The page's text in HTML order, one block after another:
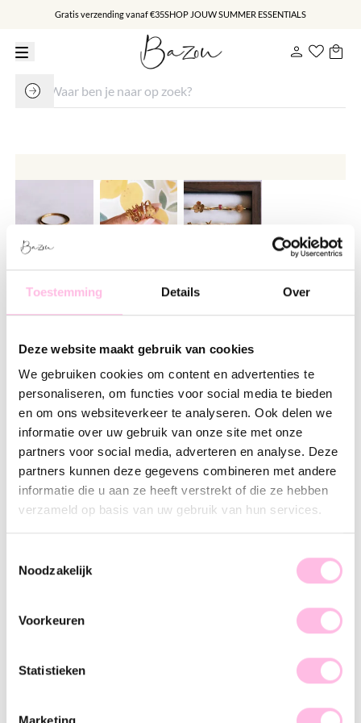
Toestemming Details Over
Deze website maakt gebruik van cookies
We gebruiken cookies om content en advertenties te
personaliseren, om functies voor social media te bieden
en om ons websiteverkeer te analyseren. Ook delen we
informatie over uw gebruik van onze site met onze
partners voor social media, adverteren en analyse. Deze
partners kunnen deze gegevens combineren met andere
informatie die u aan ze heeft verstrekt of die ze hebben
verzameld op basis van uw gebruik van hun services.
Noodzakelijk
Voorkeuren
Statistieken
Marketing
Gratis verzending vanaf €35SHOP JOUW SUMMER ESSENTIALS
Minimalistisch ringetje met parel
bar
€ 14.95
Varianten:
Goud
Gratisverzending vanaf €35,-
100% waterproof
Premium stainless steel
Omschrijving Kenmerk SKU
♥ YOU MAY ALSO LOVE...